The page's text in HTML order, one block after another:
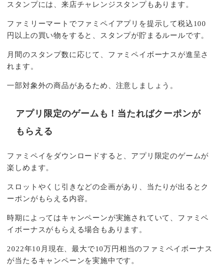
スタンプには、来店チャレンジスタンプもあります。
ファミリーマートでファミペイアプリを提示して税込100
円以上の買い物をすると、スタンプが貯まるルールです。
月間のスタンプ数に応じて、ファミペイボーナスが進呈さ
れます。
一部対象外の商品があるため、注意しましょう。
アプリ限定のゲームも！当たればクーポンが
もらえる
ファミペイをダウンロードすると、アプリ限定のゲームが
楽しめます。
スロットやくじ引きなどの企画があり、当たりが出るとク
ーポンがもらえる内容。
時期によってはキャンペーンが実施されていて、ファミペ
イボーナスがもらえる場合もあります。
2022年10月現在、最大で10万円相当のファミペイボーナス
が当たるキャンペーンを実施中です。